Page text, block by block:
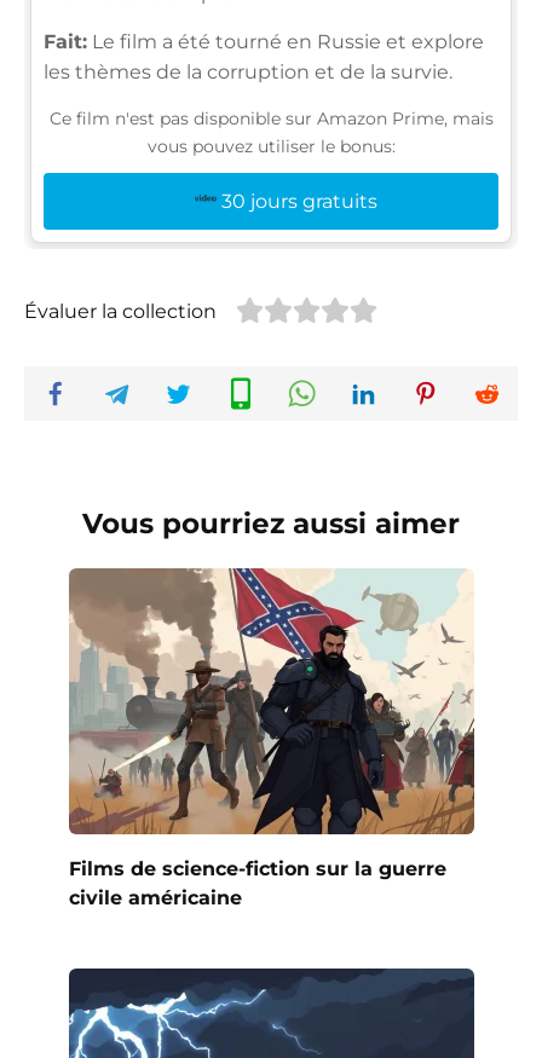
Fait: Le film a été tourné en Russie et explore
les thèmes de la corruption et de la survie.
Ce film n'est pas disponible sur Amazon Prime, mais
vous pouvez utiliser le bonus:
30 jours gratuits
Évaluer la collection
Vous pourriez aussi aimer
Films de science-fiction sur la guerre
civile américaine